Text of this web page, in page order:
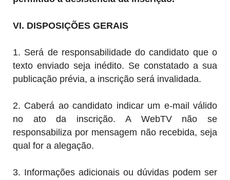
VI. DISPOSIÇÕES GERAIS
1. Será de responsabilidade do candidato que o
texto enviado seja inédito. Se constatado a sua
publicação prévia, a inscrição será invalidada.
2. Caberá ao candidato indicar um e-mail válido
no ato da inscrição. A WebTV não se
responsabiliza por mensagem não recebida, seja
qual for a alegação.
3. Informações adicionais ou dúvidas podem ser